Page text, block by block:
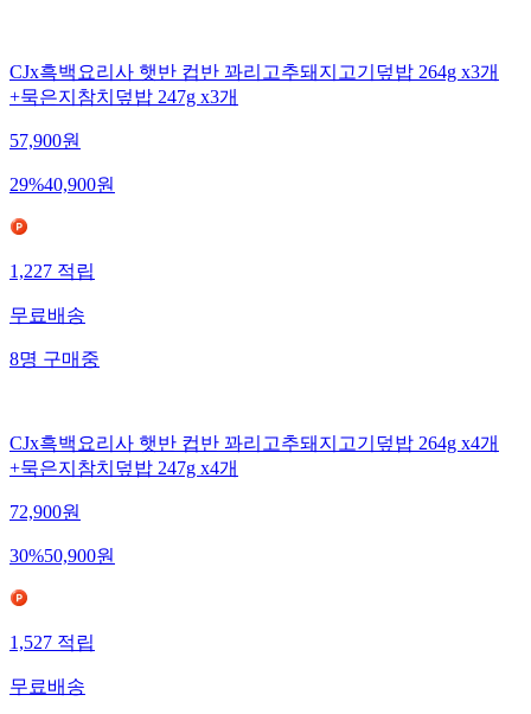
CJx흑백요리사 햇반 컵반 꽈리고추돼지고기덮밥 264g x3개
+묵은지참치덮밥 247g x3개
57,900원
29%40,900원
1,227적립
무료배송
8명구매중
CJx흑백요리사 햇반 컵반 꽈리고추돼지고기덮밥 264g x4개
+묵은지참치덮밥 247g x4개
72,900원
30%50,900원
1,527적립
무료배송